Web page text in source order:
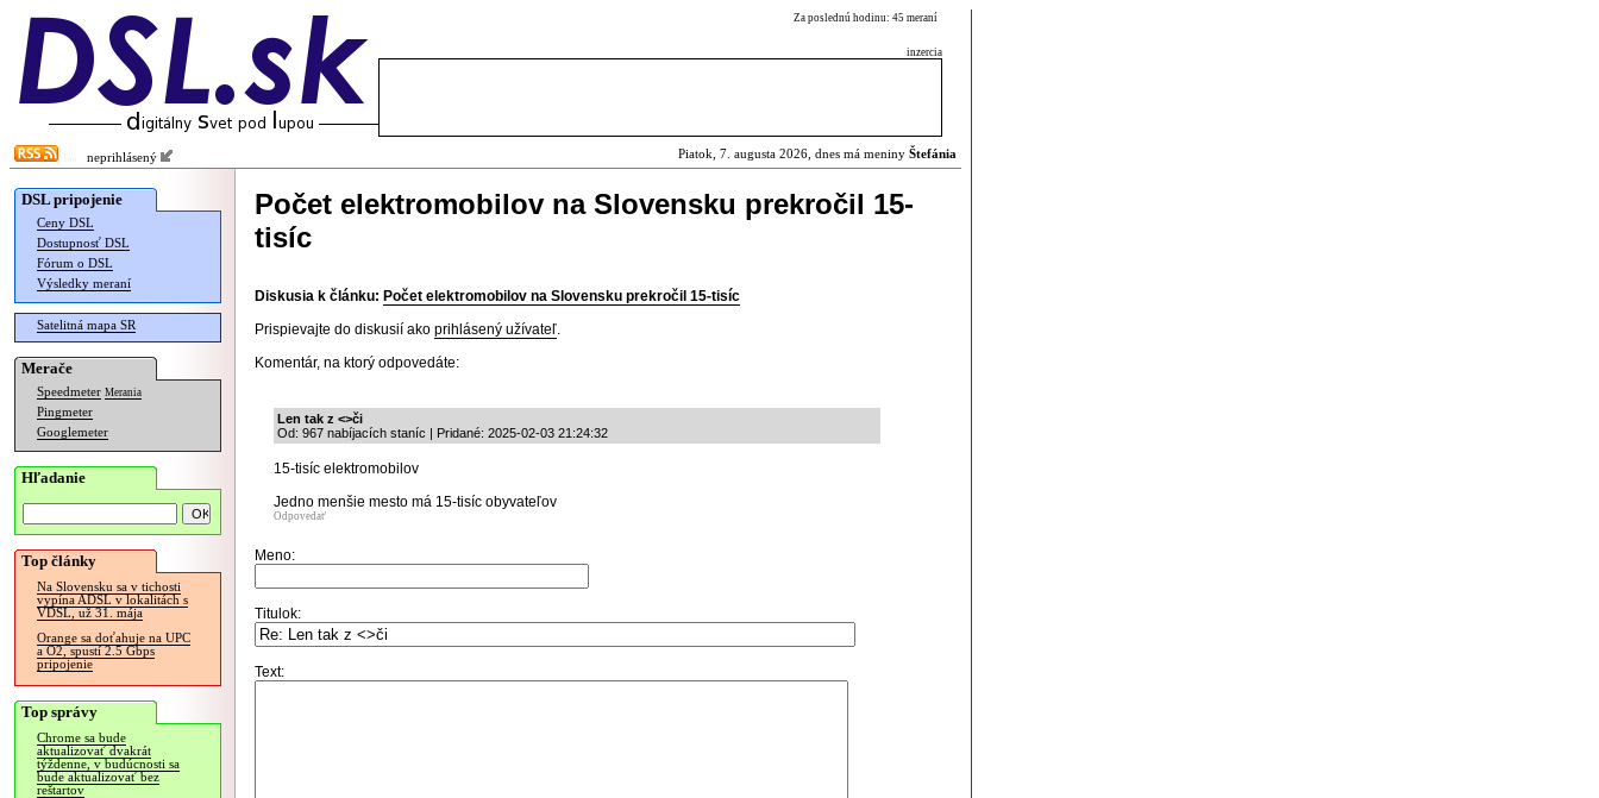
Za poslednú hodinu: 45 meraní
inzercia
neprihlásený Piatok, 7. augusta 2026, dnes má meniny Štefánia
DSL pripojenie
Ceny DSL
Dostupnosť DSL
Fórum o DSL
Výsledky meraní
Satelitná mapa SR
Merače
Speedmeter Merania
Pingmeter
Googlemeter
Hľadanie
Top články
Na Slovensku sa v tichosti
vypína ADSL v lokalitách s
VDSL, už 31. mája
Orange sa doťahuje na UPC
a O2, spustí 2.5 Gbps
pripojenie
Top správy
Chrome sa bude
aktualizovať dvakrát
týždenne, v budúcnosti sa
bude aktualizovať bez
reštartov
Počet elektromobilov na Slovensku prekročil 15-
tisíc
Diskusia k článku: Počet elektromobilov na Slovensku prekročil 15-tisíc
Prispievajte do diskusií ako prihlásený užívateľ.
Komentár, na ktorý odpovedáte:
Len tak z <>či
Od: 967 nabíjacích staníc | Pridané: 2025-02-03 21:24:32
15-tisíc elektromobilov
Jedno menšie mesto má 15-tisíc obyvateľov
Odpovedať
Meno:
Titulok:
Text: